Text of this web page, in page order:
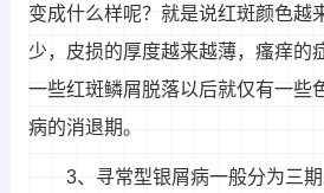
变成什么样呢？就是说红斑颜色越
少，皮损的厚度越来越薄，瘙痒的
一些红斑鳞屑脱落以后就仅有一些
病的消退期。
3、寻常型银屑病一般分为三